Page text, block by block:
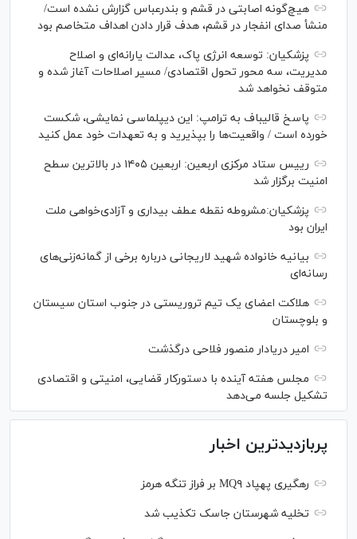
هیچ‌گونه اصابتی در قشم و بندرعباس گزارش نشده است/
منشأ صدای انفجار در قشم، هدف قرار دادن اهداف متخاصم بود
پزشکیان: توسعه انرژی پاک، عدالت یارانه‌ای و اصلاح
مدیریت، سه محور تحول اقتصادی/ مسیر اصلاحات آغاز شده و
متوقف نخواهد شد
پاسخ قالیباف به ترامپ: این دیپلماسی نمایشی، شکست
خورده است / واقعیت‌ها را بپذیرید و به تعهدات خود عمل کنید
رییس ستاد مرکزی اربعین: اربعین ۱۴۰۵ در بالاترین سطح
امنیت برگزار شد
پزشکیان:مشروطه نقطه عطف بیداری و آزادی‌خواهی ملت
ایران بود
بیانیه خانواده شهید لاریجانی درباره برخی از گمانه‌زنی‌های
رسانه‌ای
هلاکت اعضای یک تیم تروریستی در جنوب استان سیستان
و بلوچستان
امیر دریادار منصور فلاحی درگذشت
مجلس هفته آینده با دستورکار قضایی، امنیتی و اقتصادی
تشکیل جلسه می‌دهد
پربازدیدترین اخبار
رهگیری پهپاد MQ۹ بر فراز تنگه هرمز
تخلیه شهرستان جاسک تکذیب شد